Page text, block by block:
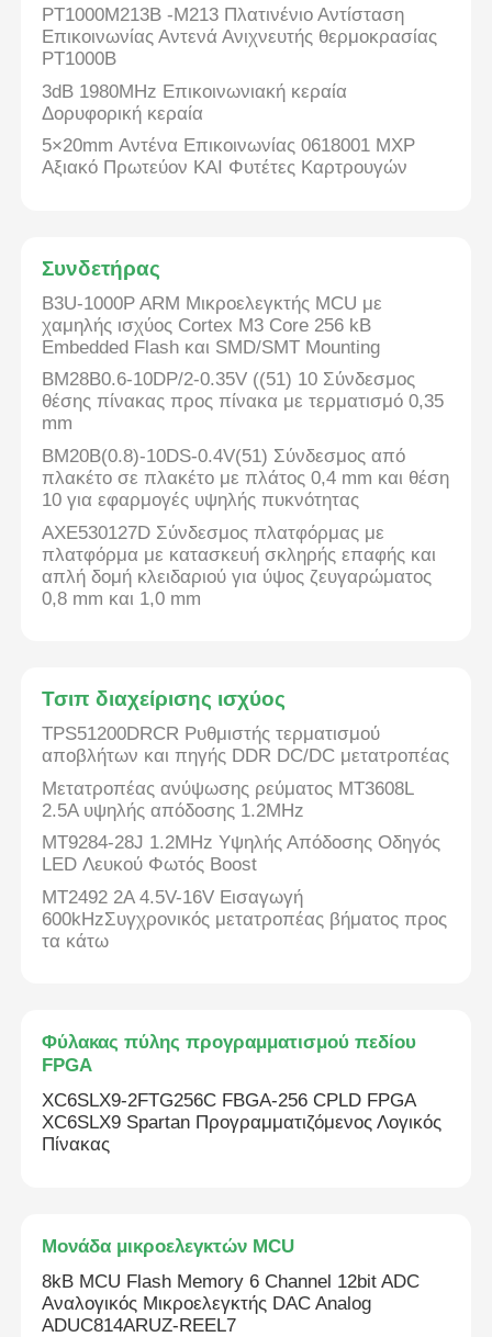
PT1000M213B -M213 Πλατινένιο Αντίσταση
Επικοινωνίας Αντενά Ανιχνευτής θερμοκρασίας
PT1000B
3dB 1980MHz Επικοινωνιακή κεραία
Δορυφορική κεραία
5×20mm Αντένα Επικοινωνίας 0618001 MXP
Αξιακό Πρωτεύον ΚΑΙ Φυτέτες Καρτρουγών
Συνδετήρας
B3U-1000P ARM Μικροελεγκτής MCU με
χαμηλής ισχύος Cortex M3 Core 256 kB
Embedded Flash και SMD/SMT Mounting
BM28B0.6-10DP/2-0.35V ((51) 10 Σύνδεσμος
θέσης πίνακας προς πίνακα με τερματισμό 0,35
mm
BM20B(0.8)-10DS-0.4V(51) Σύνδεσμος από
πλακέτο σε πλακέτο με πλάτος 0,4 mm και θέση
10 για εφαρμογές υψηλής πυκνότητας
AXE530127D Σύνδεσμος πλατφόρμας με
πλατφόρμα με κατασκευή σκληρής επαφής και
απλή δομή κλειδαριού για ύψος ζευγαρώματος
0,8 mm και 1,0 mm
Τσιπ διαχείρισης ισχύος
TPS51200DRCR Ρυθμιστής τερματισμού
αποβλήτων και πηγής DDR DC/DC μετατροπέας
Μετατροπέας ανύψωσης ρεύματος MT3608L
2.5A υψηλής απόδοσης 1.2MHz
MT9284-28J 1.2MHz Υψηλής Απόδοσης Οδηγός
LED Λευκού Φωτός Boost
MT2492 2A 4.5V-16V Εισαγωγή
600kHzΣυγχρονικός μετατροπέας βήματος προς
τα κάτω
Φύλακας πύλης προγραμματισμού πεδίου
FPGA
XC6SLX9-2FTG256C FBGA-256 CPLD FPGA
XC6SLX9 Spartan Προγραμματιζόμενος Λογικός
Πίνακας
Μονάδα μικροελεγκτών MCU
8kB MCU Flash Memory 6 Channel 12bit ADC
Αναλογικός Μικροελεγκτής DAC Analog
ADUC814ARUZ-REEL7